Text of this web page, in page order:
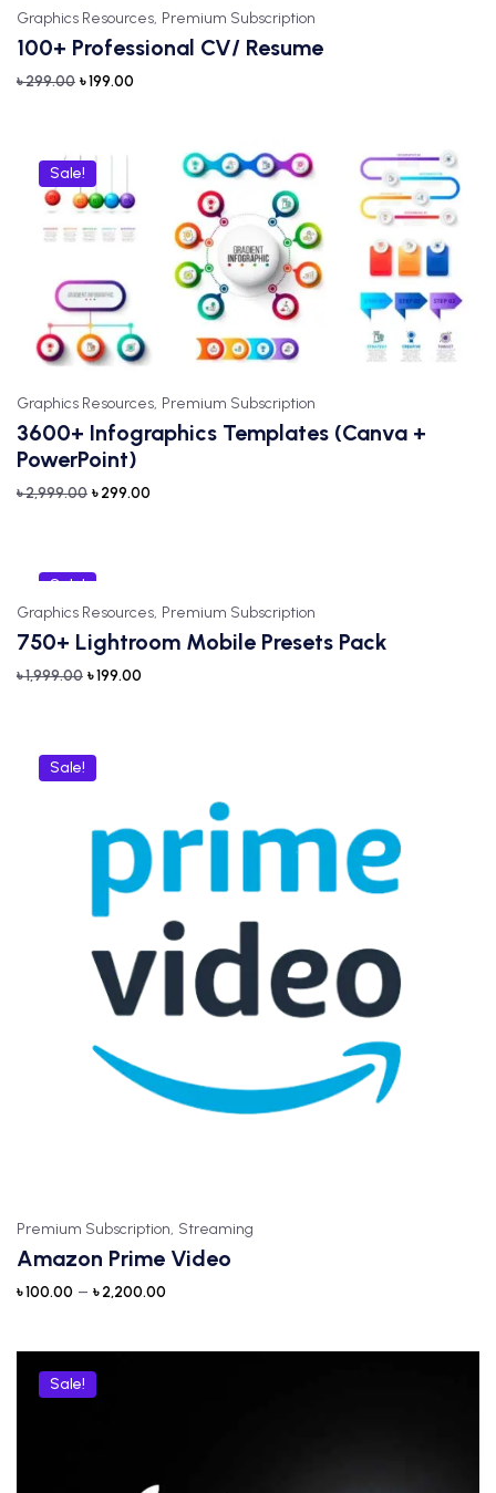
Graphics Resources, Premium Subscription
100+ Professional CV/ Resume
৳299.00 ৳199.00
Sale!
Graphics Resources, Premium Subscription
3600+ Infographics Templates (Canva +
PowerPoint)
৳2,999.00 ৳299.00
Sale!
Graphics Resources, Premium Subscription
750+ Lightroom Mobile Presets Pack
৳1,999.00 ৳199.00
Sale!
Premium Subscription, Streaming
Amazon Prime Video
৳100.00 – ৳2,200.00
Sale!